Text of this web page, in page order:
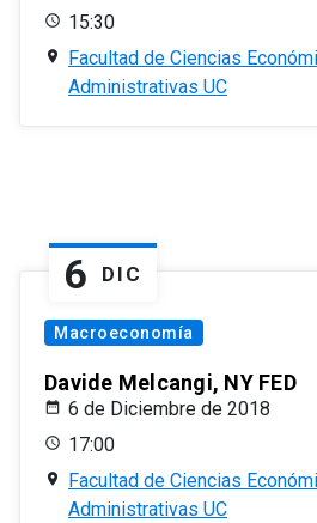
15:30
Facultad de Ciencias
Administrativas UC
6 DIC
Macroeconomía
Davide Melcangi, NY FED
6 de Diciembre de 2018
17:00
Facultad de Ciencias
Administrativas UC